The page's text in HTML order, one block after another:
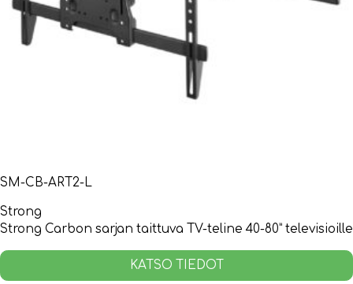
SM-CB-ART2-L
Strong
Strong Carbon sarjan taittuva TV-teline 40-80” televisioille
KATSO TIEDOT